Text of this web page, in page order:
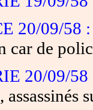
20/09/58 :
car de
20/09/58